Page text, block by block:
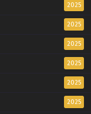
2025
2025
2025
2025
2025
2025